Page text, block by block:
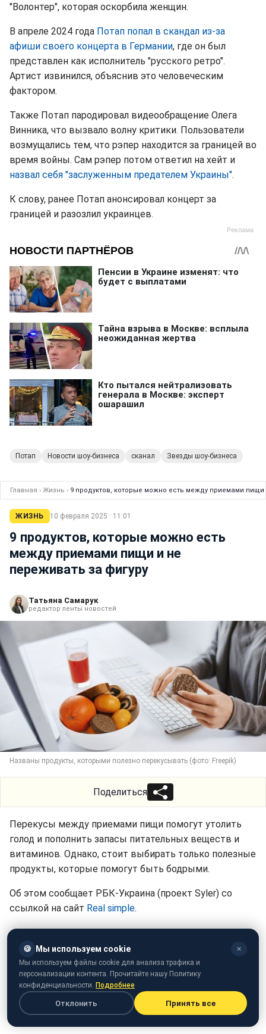
"Волонтер", которая оскорбила женщин.
В апреле 2024 года Потап попал в скандал из-за
афиши своего концерта в Германии, где он был
представлен как исполнитель "русского ретро".
Артист извинился, объяснив это человеческим
фактором.
Также Потап пародировал видеообращение Олега
Винника, что вызвало волну критики. Пользователи
возмущались тем, что рэпер находится за границей во
время войны. Сам рэпер потом ответил на хейт и
назвал себя "заслуженным предателем Украины".
К слову, ранее Потап анонсировал концерт за
границей и разозлил украинцев.
Потап Новости шоу-бизнеса сканал Звезды шоу-бизнеса
Главная › Жизнь › 9 продуктов, которые можно есть между приемами пищи
ЖИЗНЬ 10 февраля 2025 · 11:01
9 продуктов, которые можно есть
между приемами пищи и не
переживать за фигуру
Татьяна Самарук
редактор ленты новостей
Названы продукты, которыми полезно перекусывать (фото: Freepik)
Поделиться
Перекусы между приемами пищи помогут утолить
голод и пополнить запасы питательных веществ и
витаминов. Однако, стоит выбирать только полезные
продукты, которые помогут быть бодрыми.
Об этом сообщает РБК-Украина (проект Syler) со
ссылкой на сайт Real simple.
🍪 Мы используем cookie ✕
Мы используем файлы cookie для анализа трафика и
персонализации контента. Прочитайте нашу Политику
конфиденциальности. Подробнее
Отклонить Принять все